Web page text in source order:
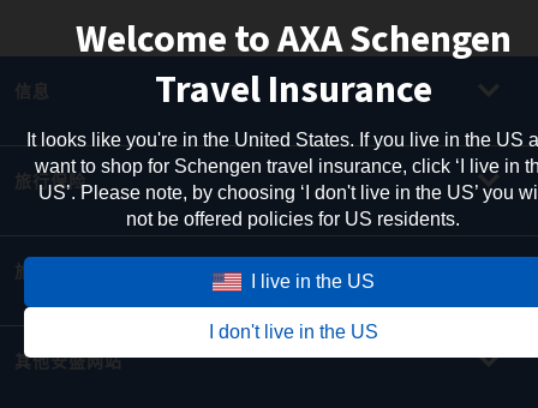
Welcome to AXA Schengen
Travel Insurance
It looks like you're in the United States. If you live in the US
want to shop for Schengen travel insurance, click ‘I live in
US’. Please note, by choosing ‘I don't live in the US’ you
not be offered policies for US residents.
I live in the US
I don't live in the US
信息
旅行保险
旅游信息
其他安盛网站